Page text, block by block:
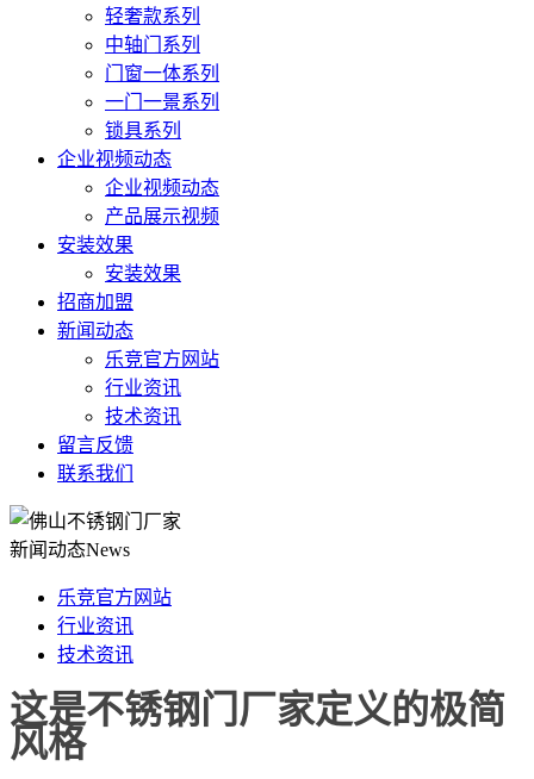
轻奢款系列
中轴门系列
门窗一体系列
一门一景系列
锁具系列
企业视频动态
企业视频动态
产品展示视频
安装效果
安装效果
招商加盟
新闻动态
乐竞官方网站
行业资讯
技术资讯
留言反馈
联系我们
新闻动态News
乐竞官方网站
行业资讯
技术资讯
这是不锈钢门厂家定义的极简
风格